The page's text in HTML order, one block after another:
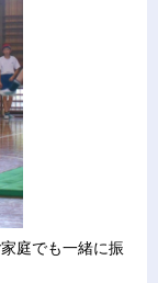
庭でも一緒に振